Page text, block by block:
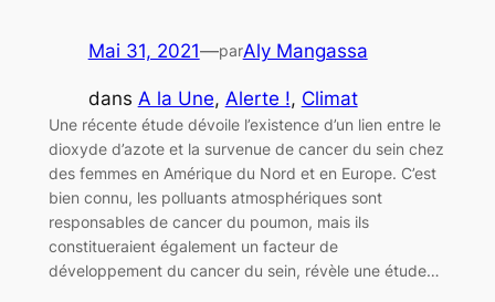
Mai 31, 2021—parAly Mangassa
dans A la Une, Alerte !, Climat
Une récente étude dévoile l’existence d’un lien entre le
dioxyde d’azote et la survenue de cancer du sein chez
des femmes en Amérique du Nord et en Europe. C’est
bien connu, les polluants atmosphériques sont
responsables de cancer du poumon, mais ils
constitueraient également un facteur de
développement du cancer du sein, révèle une étude…